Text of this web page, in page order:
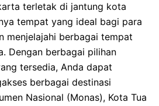
terletak di jantung kota
tempat yang ideal bagi para
menjelajahi berbagai tempat
Dengan berbagai pilihan
tersedia, Anda dapat
berbagai destinasi
Nasional (Monas), Kota Tua